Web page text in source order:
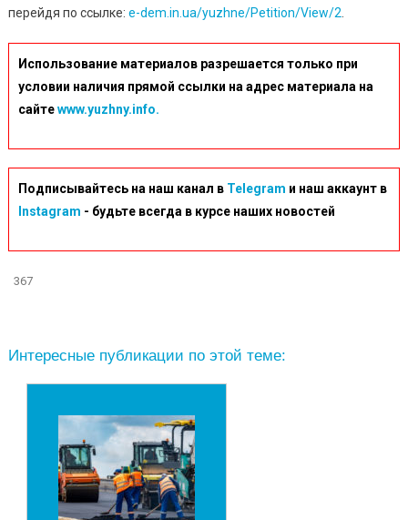
перейдя по ссылке: e-dem.in.ua/yuzhne/Petition/View/2.
Использование материалов разрешается только при
условии наличия прямой ссылки на адрес материала на
сайтеwww.yuzhny.info.
Подписывайтесь на наш канал в Telegram и наш аккаунт в
Instagram - будьте всегда в курсе наших новостей
367
Интересные публикации по этой теме: